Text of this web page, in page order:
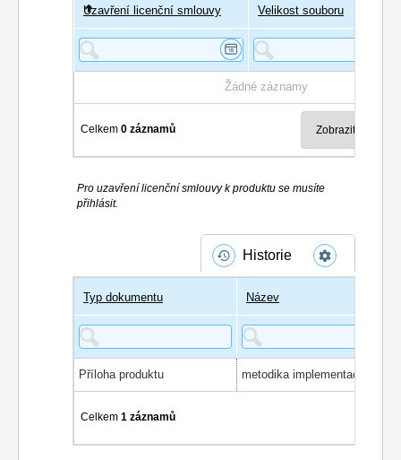
Uživatel
Uzavření licenční smlouvy Velikost souboru
Žádné záznamy
Celkem0 záznamů
Pro uzavření licenční smlouvy k produktu se musíte
přihlásit.
Historie
Typ dokumentu Název
Příloha produktu
Celkem1 záznamů